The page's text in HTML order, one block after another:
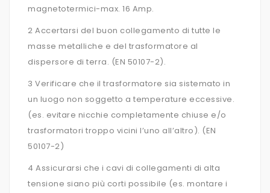
magnetotermici-max. 16 Amp.
2 Accertarsi del buon collegamento di tutte le
masse metalliche e del trasformatore al
dispersore di terra. (EN 50107-2).
3 Verificare che il trasformatore sia sistemato in
un luogo non soggetto a temperature eccessive.
(es. evitare nicchie completamente chiuse e/o
trasformatori troppo vicini l’uno all’altro). (EN
50107-2)
4 Assicurarsi che i cavi di collegamenti di alta
tensione siano più corti possibile (es. montare i